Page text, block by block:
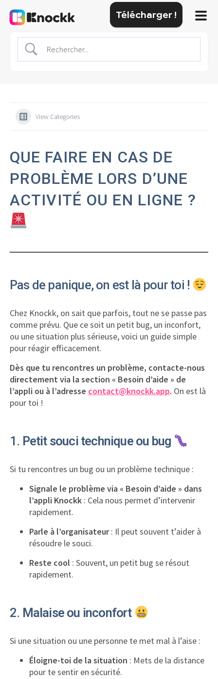
Télécharger !
View Categories
QUE FAIRE EN CAS DE
PROBLÈME LORS D’UNE
ACTIVITÉ OU EN LIGNE ?
Pas de panique, on est là pour toi !
Chez Knockk, on sait que parfois, tout ne se passe pas
comme prévu. Que ce soit un petit bug, un inconfort,
ou une situation plus sérieuse, voici un guide simple
pour réagir efficacement.
Dès que tu rencontres un problème, contacte-nous
directement via la section « Besoin d’aide » de
l’appli ou à l’adresse contact@knockk.app. On est là
pour toi !
1. Petit souci technique ou bug
Si tu rencontres un bug ou un problème technique :
Signale le problème via « Besoin d’aide » dans
l’appli Knockk : Cela nous permet d’intervenir
rapidement.
Parle à l’organisateur: Il peut souvent t’aider à
résoudre le souci.
Reste cool : Souvent, un petit bug se résout
rapidement.
2. Malaise ou inconfort
Si une situation ou une personne te met mal à l’aise :
Éloigne-toi de la situation : Mets de la distance
pour te sentir en sécurité.